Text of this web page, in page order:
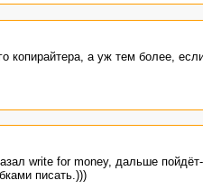
копирайтера, а уж тем более,
write for money, дальше пойдёт-
писать.)))